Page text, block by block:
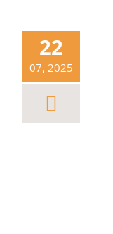
22
07, 2025